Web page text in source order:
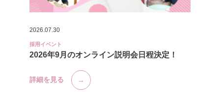
2026.07.30
採用イベント
2026年9月のオンライン説明会日程決定！
詳細を見る